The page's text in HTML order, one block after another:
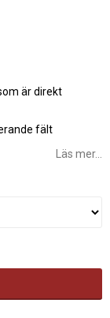
är direkt
fält
Läs mer...